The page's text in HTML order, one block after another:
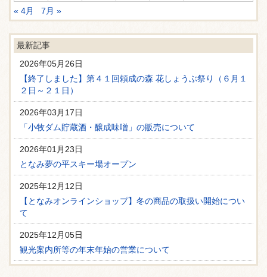
« 4月 7月 »
最新記事
2026年05月26日
【終了しました】第４１回頼成の森 花しょうぶ祭り（６月１
２日～２１日）
2026年03月17日
「小牧ダム貯蔵酒・醸成味噌」の販売について
2026年01月23日
となみ夢の平スキー場オープン
2025年12月12日
【となみオンラインショップ】冬の商品の取扱い開始につい
て
2025年12月05日
観光案内所等の年末年始の営業について